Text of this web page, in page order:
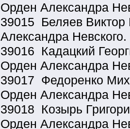
Орден Александра
39015 Беляев
Александра Невского.
39016 Кадацкий
Орден Александра
39017 Федоренко
Орден Александра
39018 Козырь
Орден Александра